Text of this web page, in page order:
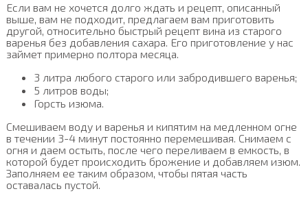
Если вам не хочется долго ждать и рецепт, описанный
выше, вам не подходит, предлагаем вам приготовить
другой, относительно быстрый рецепт вина из старого
варенья без добавления сахара. Его приготовление у нас
займет примерно полтора месяца.
3 литра любого старого или забродившего варенья;
5 литров воды;
Горсть изюма.
Смешиваем воду и варенья и кипятим на медленном огне
в течении 3-4 минут постоянно перемешивая. Снимаем с
огня и даем остыть, после чего переливаем в емкость, в
которой будет происходить брожение и добавляем изюм.
Заполняем ее таким образом, чтобы пятая часть
оставалась пустой.